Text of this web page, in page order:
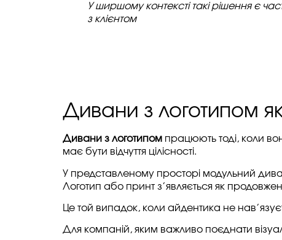
У ширшому контексті такі рішення є
з клієнтом
Дивани з логотипом
Дивани з логотипом працюють тоді, коли
має бути відчуття цілісності.
У представленому просторі модульний
Логотип або принт з’являється як
Це той випадок, коли айдентика не
Для компаній, яким важливо поєднати